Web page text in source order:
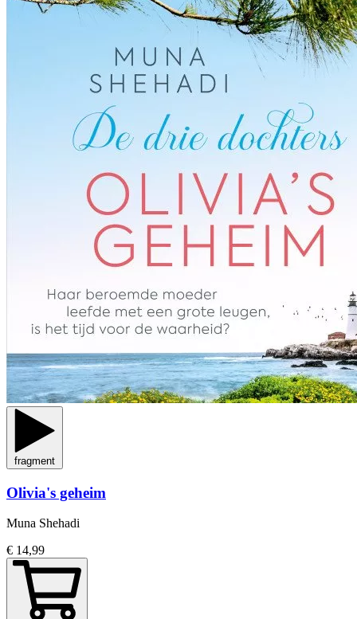
fragment
Olivia's geheim
Muna Shehadi
€ 14,99